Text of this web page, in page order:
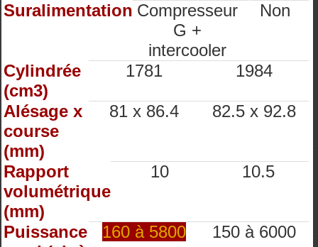
Suralimentation Compresseur
G +
intercooler
Non
Cylindrée
(cm3)
1781 1984
Alésage x
course
(mm)
81 x 86.4 82.5 x 92.8
Rapport
volumétrique
(mm)
10 10.5
Puissance
160 à 5800 150 à 6000